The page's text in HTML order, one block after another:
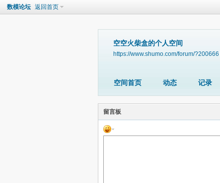
数模论坛 返回首页
空空火柴盒的个人空间
https://www.shumo.com/forum/?200666
空间首页 动态 记录
留言板